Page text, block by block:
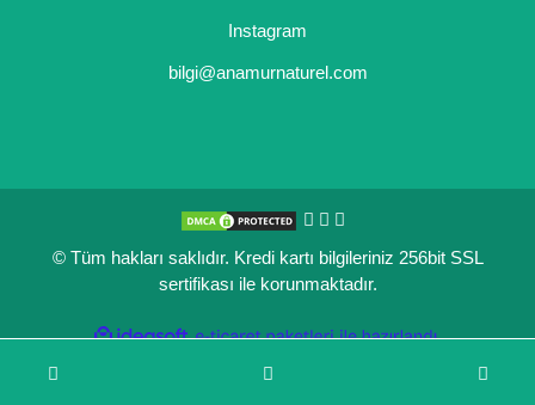
Instagram
bilgi@anamurnaturel.com
© Tüm hakları saklıdır. Kredi kartı bilgileriniz 256bit SSL
sertifikası ile korunmaktadır.
ideasoft
e-
ile